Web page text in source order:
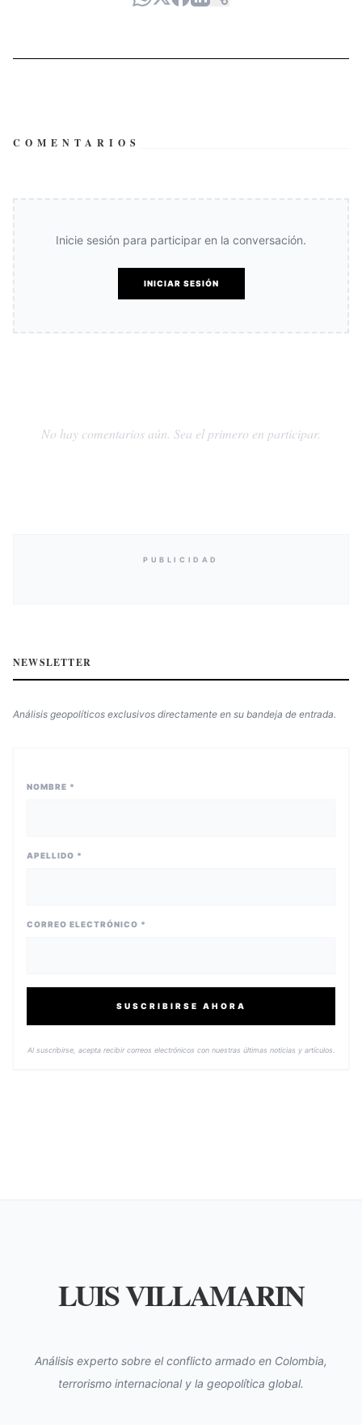
COMENTARIOS
Inicie sesión para participar en la conversación.
INICIAR SESIÓN
No hay comentarios aún. Sea el primero en participar.
PUBLICIDAD
NEWSLETTER
Análisis geopolíticos exclusivos directamente en su bandeja de entrada.
NOMBRE *
APELLIDO *
CORREO ELECTRÓNICO *
SUSCRIBIRSE AHORA
Al suscribirse, acepta recibir correos electrónicos con nuestras últimas noticias y artículos.
LUIS VILLAMARIN
Análisis experto sobre el conflicto armado en Colombia,
terrorismo internacional y la geopolítica global.